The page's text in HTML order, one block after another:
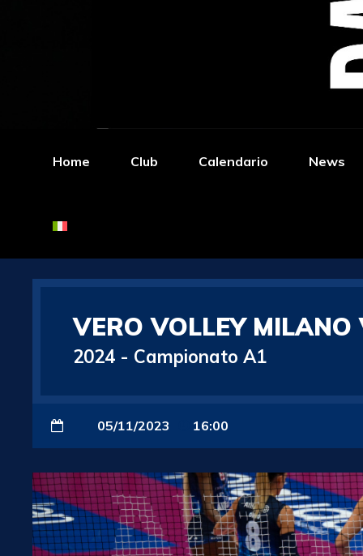
Home Club Calendario News
VERO VOLLEY MILANO
2024 - Campionato A1
05/11/2023 16:00